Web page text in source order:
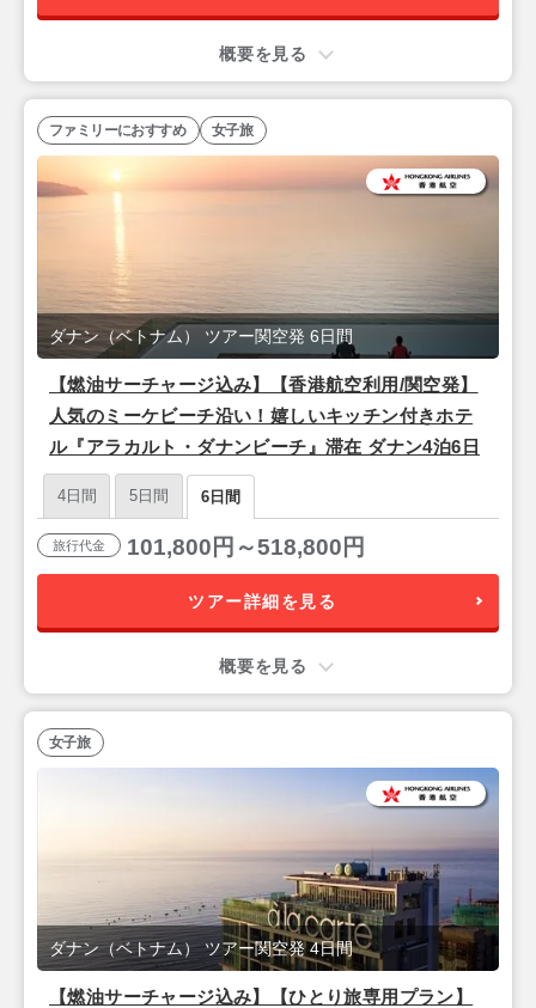
概要を見る
【燃油サーチャージ込み】【香港航空利用/関空発】
人気のミーケビーチ沿い！嬉しいキッチン付きホテ
ル『アラカルト・ダナンビーチ』滞在 ダナン4泊6日
ダナン（ベトナム） ツアー関空発 6日間
ファミリーにおすすめ 女子旅
4日間 5日間 6日間
旅行代金 101,800円～518,800円
ツアー詳細を見る
概要を見る
【燃油サーチャージ込み】【ひとり旅専用プラン】
ダナン（ベトナム） ツアー関空発 4日間
女子旅